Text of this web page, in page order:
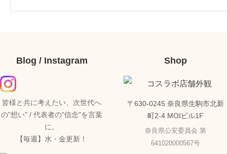
Blog / Instagram
皆様と共に考えたい、次世代へ
の"想い" / 代表者の"信念"を言葉
に。
【毎週】水・金更新！
Shop
〒630-0245 奈良県生駒市北新
町2-4 MOIビル1F
奈良県公安委員会 第
641020000567号